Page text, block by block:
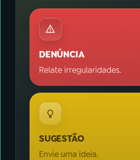
DENÚNCIA
Relate irregularidades.
SUGESTÃO
Envie uma ideia.